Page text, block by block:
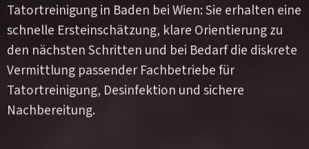
Tatortreinigung in Baden bei Wien: Sie erhalten eine
schnelle Ersteinschätzung, klare Orientierung zu
den nächsten Schritten und bei Bedarf die diskrete
Vermittlung passender Fachbetriebe für
Tatortreinigung, Desinfektion und sichere
Nachbereitung.